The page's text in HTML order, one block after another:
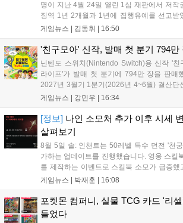
명이 지난 4월 24일 열린 1심 재판에서 저작
징역 1년 2개월과 1년에 집행유예를 선고받
난해 7월부터 원신 등 주요 게임의 영상을 유
이후 중국 내 첫 형사사건임을 강조하며 향
대응할 방침입니다....
게임뉴스 | 김동휘 16:50
'친구모아' 신작, 발매 첫 분기 794만
닌텐도 스위치(Nintendo Switch)용 신작 '친
라이프'가 발매 첫 분기에 794만 장을 판매
2027년 3월기 1분기(2026년 4~6월) 결산단
를 크게 늘렸다고 밝혔다. 4월 16일 발매된
게임뉴스 | 강민우 16:34
[정보] 나인 소모처 추가 이후 시세
살펴보기
8월 5일 솔: 인챈트는 50레벨 특수 던전 '천
가하는 업데이트를 진행했습니다. 영웅 스킬
를 제작하는 이벤트로 스킬북 소모가 급증
격은 소폭 상승했습니다. 나인 코어 시세는
수요는 늘었으나 일반 재료는 현상을 유지하
와 무기는 서버별로 등락을 보이고 있습니다....
게임뉴스 | 박재훈 16:08
포켓몬 컴퍼니, 실물 TCG 카드 '리
들었다